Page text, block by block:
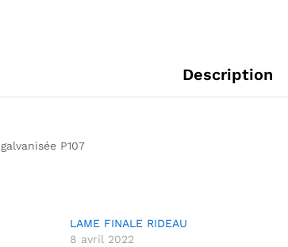
Description
P107
LAME FINALE RIDEAU
8 avril 2022